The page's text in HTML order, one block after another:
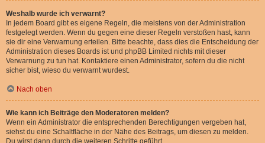
Weshalb wurde ich verwarnt?
In jedem Board gibt es eigene Regeln, die meistens von der Administration
festgelegt werden. Wenn du gegen eine dieser Regeln verstoßen hast, kann
sie dir eine Verwarnung erteilen. Bitte beachte, dass dies die Entscheidung der
Administration dieses Boards ist und phpBB Limited nichts mit dieser
Verwarnung zu tun hat. Kontaktiere einen Administrator, sofern du die nicht
sicher bist, wieso du verwarnt wurdest.
Nach oben
Wie kann ich Beiträge den Moderatoren melden?
Wenn ein Administrator die entsprechenden Berechtigungen vergeben hat,
siehst du eine Schaltfläche in der Nähe des Beitrags, um diesen zu melden.
Du wirst dann durch die weiteren Schritte geführt.